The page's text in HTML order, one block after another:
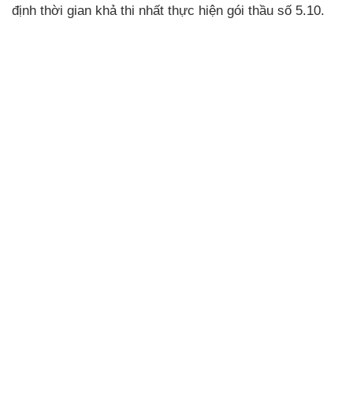
định thời gian khả thi nhất thực hiện gói thầu số 5.10.